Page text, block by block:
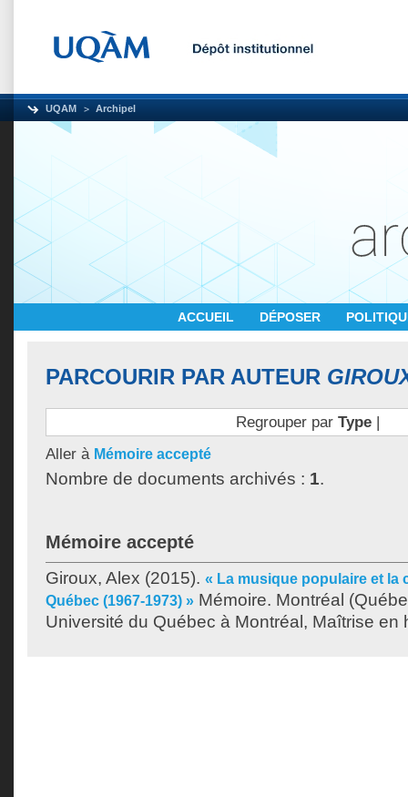
UQAM Archipel
ACCUEIL DÉPOSER
PARCOURIR PAR AUTEUR
Regrouper par Type|
Aller à Mémoire accepté
Nombre de documents archivés : 1.
Mémoire accepté
Giroux, Alex (2015). « La musique populaire et la
Québec (1967-1973) » Mémoire. Montréal
Université du Québec à Montréal, Maîtrise en